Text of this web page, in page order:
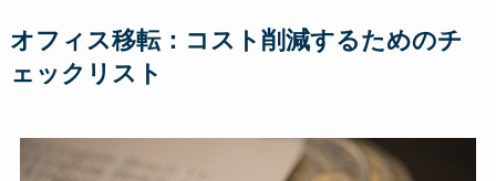
オフィス移転：コスト削減するためのチ
ェックリスト